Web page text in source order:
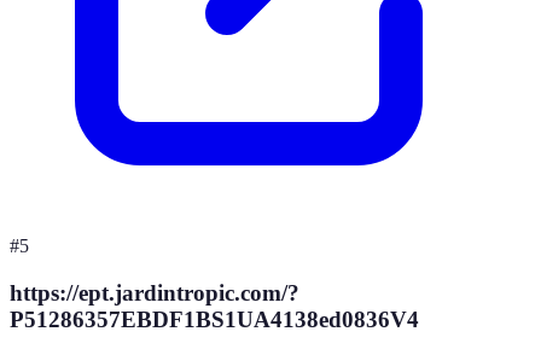
#5
https://ept.jardintropic.com/?
P51286357EBDF1BS1UA4138ed0836V4